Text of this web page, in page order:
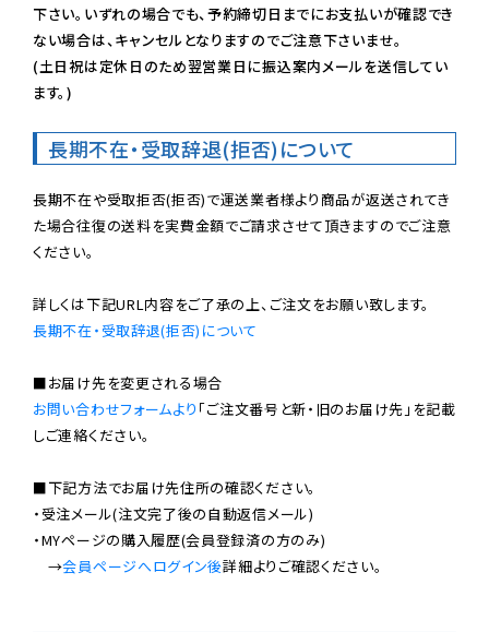
下さい。いずれの場合でも、予約締切日までにお支払いが確認でき
ない場合は、キャンセルとなりますのでご注意下さいませ。
(土日祝は定休日のため翌営業日に振込案内メールを送信してい
ます。)
長期不在・受取辞退(拒否)について
長期不在や受取拒否(拒否)で運送業者様より商品が返送されてき
た場合往復の送料を実費金額でご請求させて頂きますのでご注意
ください。
長期不在・受取辞退(拒否)について
お問い合わせフォームより 「ご注文番号と新・旧のお届け先」を記載
しご連絡ください。
■下記方法でお届け先住所の確認ください。
・受注メール(注文完了後の自動返信メール)
・MYページの購入履歴(会員登録済の方のみ)
→会員ページへログイン後詳細よりご確認ください。